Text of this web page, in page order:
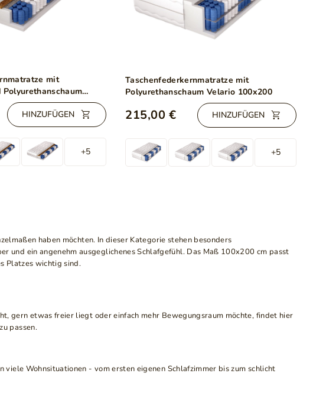
mit
HINZUFÜGEN
+5
Taschenfederkernmatratze mit
Polyurethanschaum Velario 100x200
215,00 € HINZUFÜGEN
+5
haben möchten. In dieser Kategorie stehen besonders
und ein angenehm ausgeglichenes Schlafgefühl. Das Maß 100x200 cm passt
Platzes wichtig sind.
gern etwas freier liegt oder einfach mehr Bewegungsraum möchte, findet hier
passen.
Wohnsituationen - vom ersten eigenen Schlafzimmer bis zum schlicht